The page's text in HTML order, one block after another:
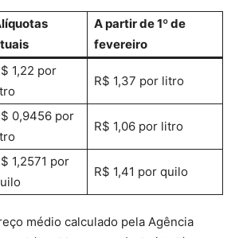
A partir de 1º de
fevereiro
1,22 por
R$ 1,37 por litro
0,9456 por
R$ 1,06 por litro
1,2571 por
R$ 1,41 por quilo
médio calculado pela Agência